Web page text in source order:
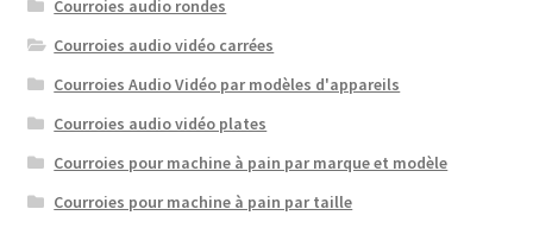
Courroies audio rondes
Courroies audio vidéo carrées
Courroies Audio Vidéo par modèles d'appareils
Courroies audio vidéo plates
Courroies pour machine à pain par marque et modèle
Courroies pour machine à pain par taille